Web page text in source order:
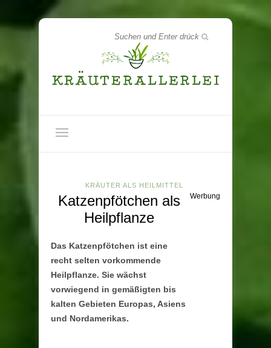
KRÄUTER ALS HEILMITTEL
Katzenpfötchen als
Heilpflanze
Werbung
Das Katzenpfötchen ist eine
recht selten vorkommende
Heilpflanze. Sie wächst
vorwiegend in gemäßigten bis
kalten Gebieten Europas, Asiens
und Nordamerikas.